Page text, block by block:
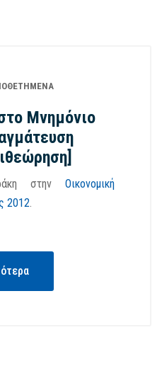
Μνημόνιο
στην Οικονομική
2012.